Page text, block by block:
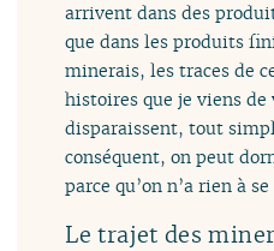
arrivent dans des
que dans les produits
minerais, les traces de
histoires que je viens
disparaissent, tout
conséquent, on peut
parce qu’on n’a rien à
Le trajet des